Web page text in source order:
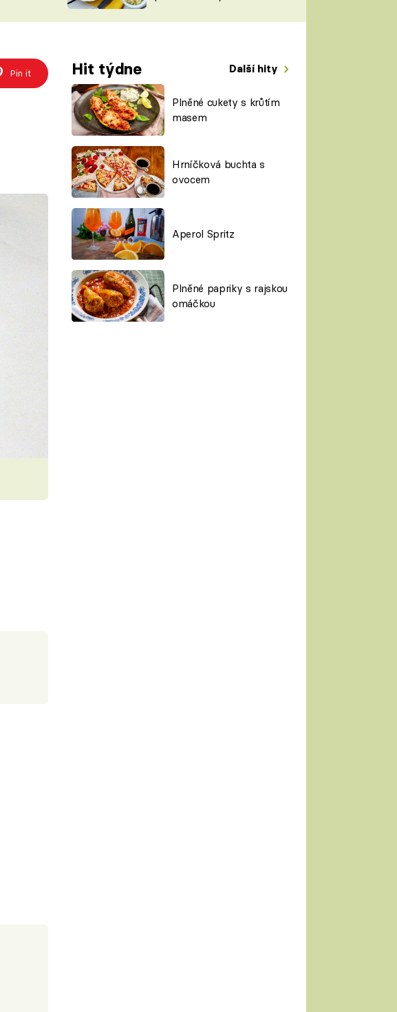
ŠÉFREDAKTORKY
ČASOPIS
Pin it Hit týdne Další hity
Plněné cukety s krůtím
masem
Hrníčková buchta s
ovocem
Aperol Spritz
Plněné papriky s rajskou
omáčkou